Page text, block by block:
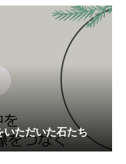
いただいた石たち